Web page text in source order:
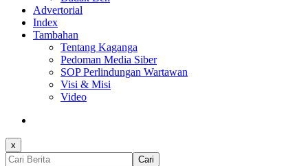
Advertorial
Index
Tambahan
Tentang Kaganga
Pedoman Media Siber
SOP Perlindungan Wartawan
Visi & Misi
Video
x
Cari